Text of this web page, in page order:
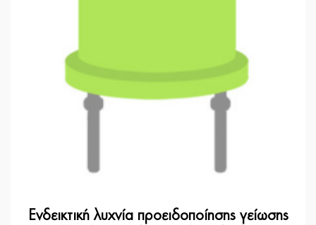
Ενδεικτική λυχνία προειδοποίησης γείωσης